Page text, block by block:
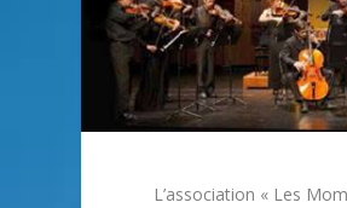
L’association « Les